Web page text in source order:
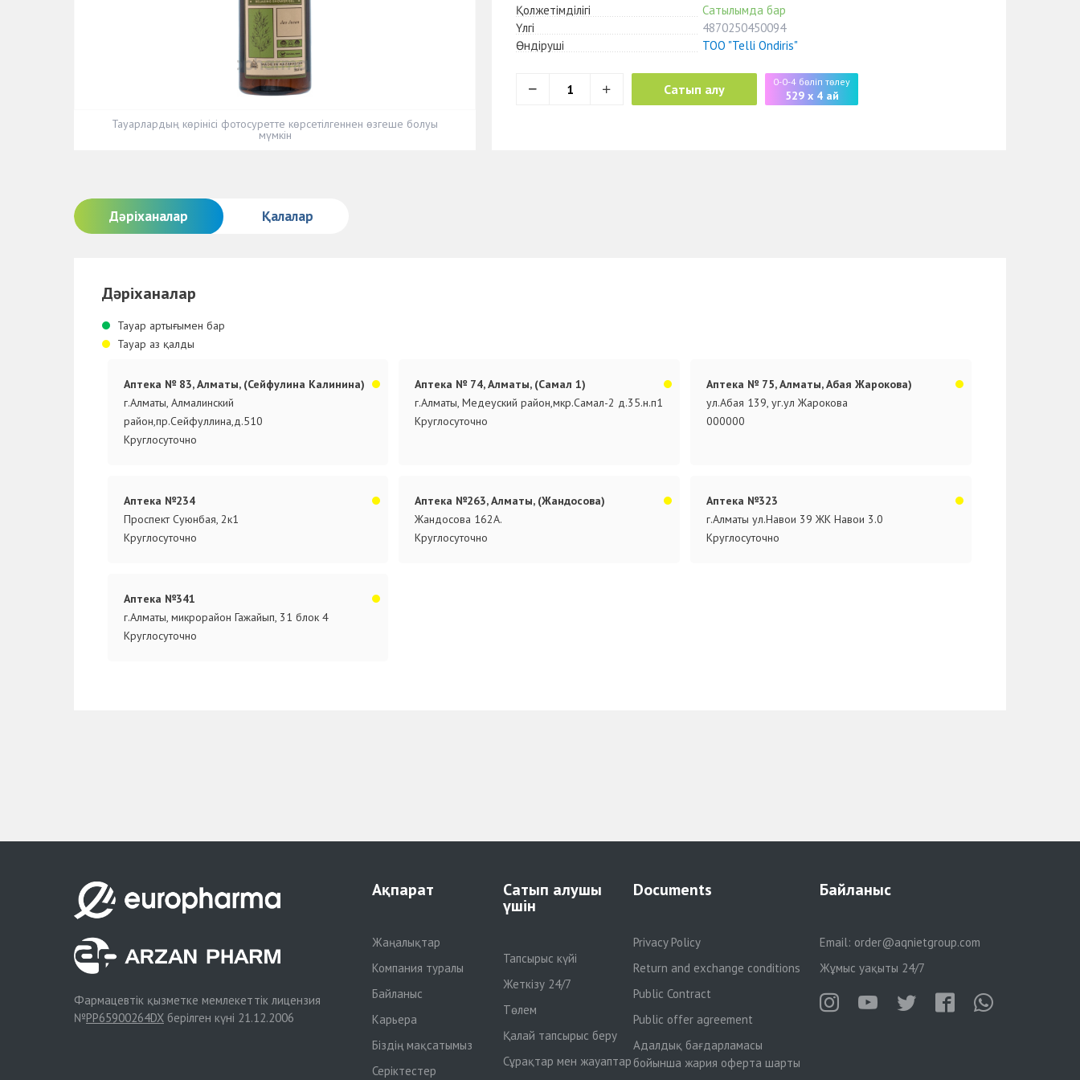
Тауарлардың көрінісі фотосуретте көрсетілгеннен өзгеше болуы
мүмкін
Қолжетімділігі
Сатылымда бар
Үлгі
4870250450094
Өндіруші
ТОО "Telli Ondiris"
Сатып алу 0-0-4 бөліп төлеу
529 x 4 ай
Дәріханалар Қалалар
Дәріханалар
Тауар артығымен бар
Тауар аз қалды
Аптека № 83, Алматы, (Сейфулина Калинина)
г.Алматы, Алмалинский
район,пр.Сейфуллина,д.510
Круглосуточно
Аптека № 74, Алматы, (Самал 1)
г.Алматы, Медеуский район,мкр.Самал-2 д.35.н.п1
Круглосуточно
Аптека № 75, Алматы, Абая Жарокова)
ул.Абая 139, уг.ул Жарокова
000000
Аптека №234
Проспект Суюнбая, 2к1
Круглосуточно
Аптека №263, Алматы, (Жандосова)
Жандосова 162А.
Круглосуточно
Аптека №323
г.Алматы ул.Навои 39 ЖК Навои 3.0
Круглосуточно
Аптека №341
г.Алматы, микрорайон Гажайып, 31 блок 4
Круглосуточно
Фармацевтік қызметке мемлекеттік лицензия
№PP65900264DX берілген күні 21.12.2006
Ақпарат
Жаңалықтар
Компания туралы
Байланыс
Карьера
Біздің мақсатымыз
Серіктестер
Сатып алушы
үшін
Тапсырыс күйі
Жеткізу 24/7
Төлем
Қалай тапсырыс беру
Сұрақтар мен жауаптар
Documents
Privacy Policy
Return and exchange conditions
Public Contract
Public offer agreement
Адалдық бағдарламасы
бойынша жария оферта шарты
Байланыс
Email: order@aqnietgroup.com
Жұмыс уақыты 24/7